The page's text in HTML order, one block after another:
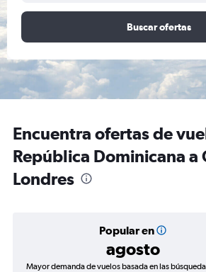
Buscar ofertas
Encuentra ofertas de
República Dominicana a
Londres
Popular en
agosto
Mayor demanda de vuelos basada en las